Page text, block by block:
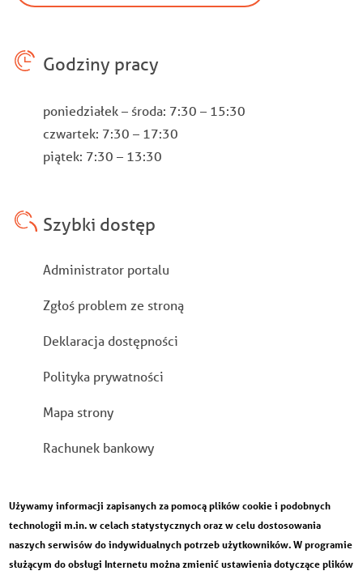
Godziny pracy
poniedziałek – środa: 7:30 – 15:30
czwartek: 7:30 – 17:30
piątek: 7:30 – 13:30
Szybki dostęp
Stopka
Administrator portalu
Zgłoś problem ze stroną
Deklaracja dostępności
Polityka prywatności
Mapa strony
Rachunek bankowy
Używamy informacji zapisanych za pomocą plików cookie i podobnych
technologii m.in. w celach statystycznych oraz w celu dostosowania
naszych serwisów do indywidualnych potrzeb użytkowników. W programie
służącym do obsługi Internetu można zmienić ustawienia dotyczące plików